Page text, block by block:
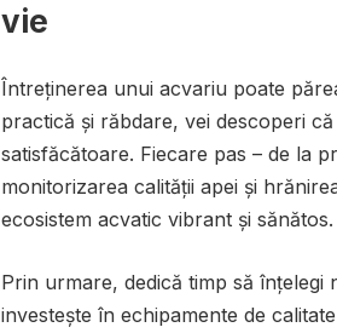
vie
Întreținerea unui acvariu poate
practică și răbdare, vei descoperi
satisfăcătoare. Fiecare pas – de la
monitorizarea calității apei și
ecosistem acvatic vibrant și sănătos.
Prin urmare, dedică timp să înțelegi
investește în echipamente de